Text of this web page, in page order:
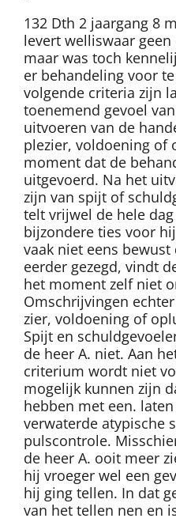
132 Dth 2 jaargang 8
levert welliswaar
maar was toch
er behandeling voor
volgende criteria zijn
toenemend gevoel
uitvoeren van de
plezier, voldoening of
moment dat de
uitgevoerd. Na het
zijn van spijt of
telt vrijwel de hele
bijzondere ties voor
vaak niet eens
eerder gezegd, vindt
het moment zelf niet
Omschrijvingen
zier, voldoening of
Spijt en
de heer A. niet. Aan
criterium wordt niet
mogelijk kunnen zijn
hebben met een.
verwaterde atypische
pulscontrole.
de heer A. ooit meer
hij vroeger wel een
hij ging tellen. In dat
van het tellen nen en